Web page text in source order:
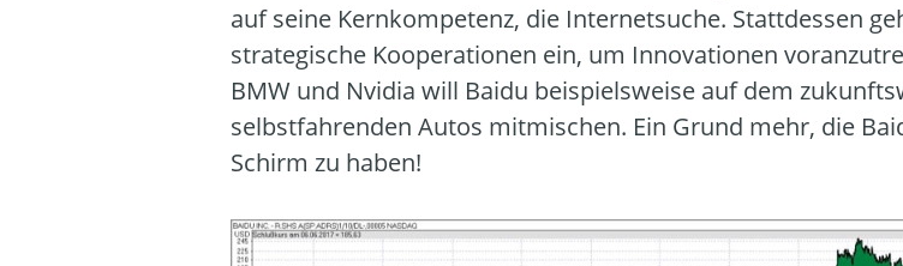
auf seine Kernkompetenz, die Internetsuche. Stattdessen
strategische Kooperationen ein, um Innovationen
BMW und Nvidia will Baidu beispielsweise auf dem
selbstfahrenden Autos mitmischen. Ein Grund mehr, die
Schirm zu haben!